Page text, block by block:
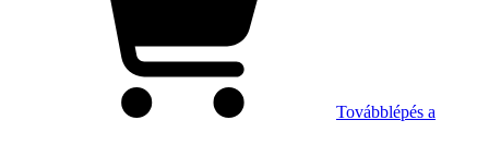
Továbblépés a